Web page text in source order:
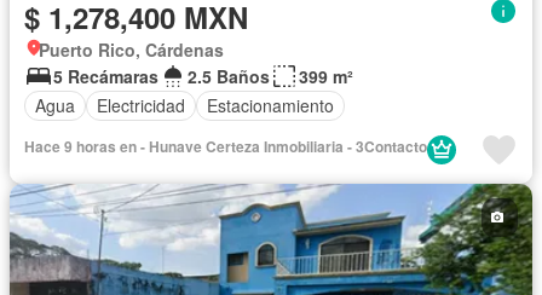
$ 1,278,400 MXN
Puerto Rico, Cárdenas
5 Recámaras
2.5 Baños
399 m²
Agua
Electricidad Estacionamiento
Hace 9 horas en - Hunave Certeza Inmobiliaria - 3Contacto